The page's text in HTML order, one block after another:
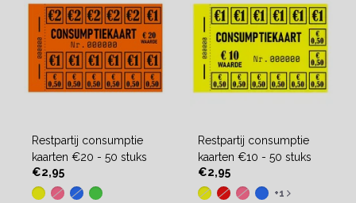
Restpartij consumptie
kaarten €20 - 50 stuks
€2,95
Restpartij consumptie
kaarten €10 - 50 stuks
€2,95
+1